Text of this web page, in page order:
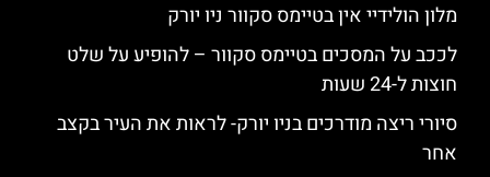
מלון הולידיי אין בטיימס סקוור ניו יורק
לככב על המסכים בטיימס סקוור – להופיע על שלט
חוצות ל-24 שעות
סיורי ריצה מודרכים בניו יורק- לראות את העיר בקצב
אחר